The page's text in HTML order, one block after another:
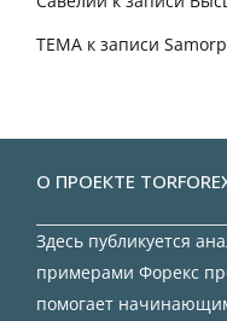
TEMA к записи
О ПРОЕКТЕ
Здесь публикуется
примерами Форекс
помогает